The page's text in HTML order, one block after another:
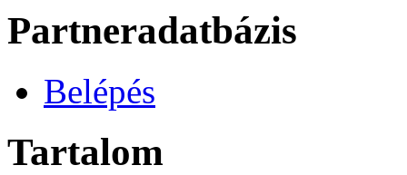
Partneradatbázis
Belépés
Tartalom